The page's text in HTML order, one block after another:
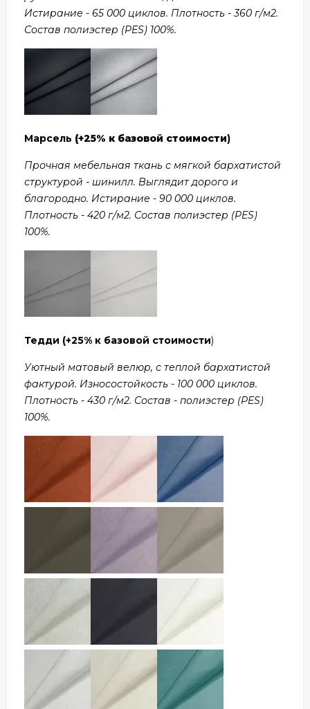
Истирание - 65 000 циклов. Плотность - 360 г/м2.
Состав полиэстер (PES) 100%.
Марсель (+25% к базовой стоимости)
Прочная мебельная ткань с мягкой бархатистой
структурой - шинилл. Выглядит дорого и
благородно. Истирание - 90 000 циклов.
Плотность - 420 г/м2. Состав полиэстер (PES)
100%.
Тедди (+25% к базовой стоимости)
Уютный матовый велюр, с теплой бархатистой
фактурой. Износостойкость - 100 000 циклов.
Плотность - 430 г/м2. Состав - полиэстер (PES)
100%.